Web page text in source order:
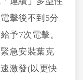
擊後不到5分
予7次電擊。
急安裝葉克
激發(以更快